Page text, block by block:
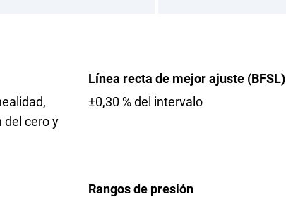
del cero y
Línea recta de mejor ajuste (BFSL)
±0,30 % del intervalo
Rangos de presión